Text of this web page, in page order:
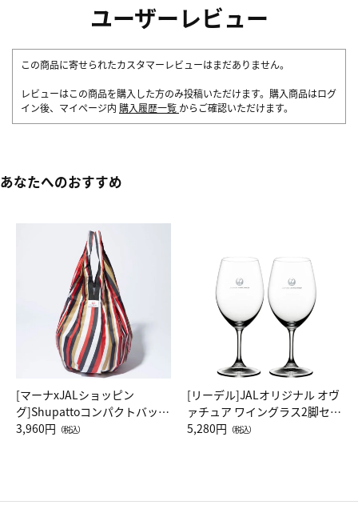
ユーザーレビュー
この商品に寄せられたカスタマーレビューはまだありません。
レビューはこの商品を購入した方のみ投稿いただけます。購入商品はログ
イン後、マイページ内 購入履歴一覧 からご確認いただけます。
あなたへのおすすめ
[マーナxJALショッピン
グ]Shupattoコンパクトバッグ
Drop JAL客室乗務員（LC）ス
3,960円 （税込）
[リーデル]JALオリジナル オヴ
ァチュア ワイングラス2脚セッ
ト（レッドワイン）
5,280円 （税込）